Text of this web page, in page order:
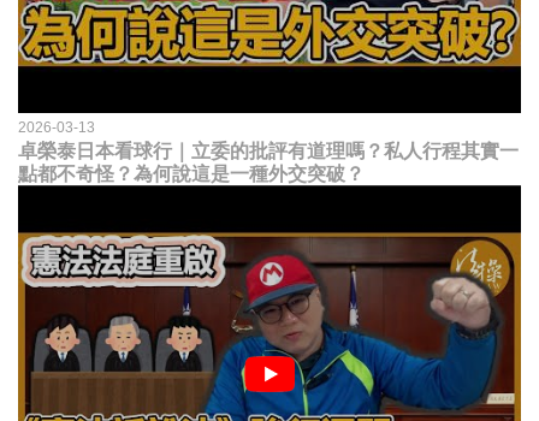
2026-03-13
卓榮泰日本看球行｜立委的批評有道理嗎？私人行程其實一
點都不奇怪？為何說這是一種外交突破？